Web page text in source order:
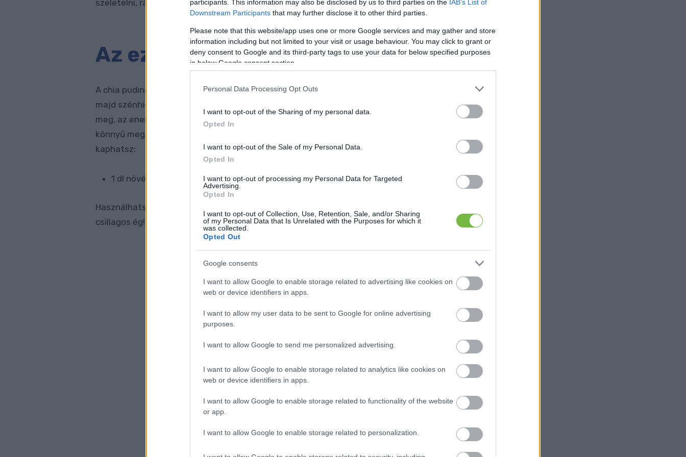
participants. This information may also be disclosed by us to third parties on the IAB’s List of
Downstream Participants that may further disclose it to other third parties.
Please note that this website/app uses one or more Google services and may gather and store
information including but not limited to your visit or usage behaviour. You may click to grant or
deny consent to Google and its third-party tags to use your data for below specified purposes
in below Google consent section.
Personal Data Processing Opt Outs
I want to opt-out of the Sharing of my personal data.
Opted In
I want to opt-out of the Sale of my Personal Data.
Opted In
I want to opt-out of processing my Personal Data for Targeted
Advertising.
Opted In
I want to opt-out of Collection, Use, Retention, Sale, and/or Sharing
of my Personal Data that Is Unrelated with the Purposes for which it
was collected.
Opted Out
Google consents
I want to allow Google to enable storage related to advertising like cookies on
web or device identifiers in apps.
I want to allow my user data to be sent to Google for online advertising
purposes.
I want to allow Google to send me personalized advertising.
I want to allow Google to enable storage related to analytics like cookies on
web or device identifiers in apps.
I want to allow Google to enable storage related to functionality of the website
or app.
I want to allow Google to enable storage related to personalization.
szeletelni, ráadásul nagyon finom!
Az ezerarcú chia puding
A chia pudingban az a legjobb, hogy kedved szerint variálhatod, így biztosan nem vágysz
majd szénhidrát- és kalóriabomba péksüteményekért, amik csak a vércukrodat emelik
meg, az energiaszintedet garantáltan nem. A tökéletes chia puding alapreceptet nem
könnyű megtalálni, de szerintünk az alábbival tényleg tökéletes végeredményt
kaphatsz:
1 dl növényi tejhez adj 2 evőkanál chia pudingot, majd tedd éjszakára a hűtőbe!
Használhatsz édesítőszert, kakaóval vagy gyümölcssel ízesítheted tovább. Határ a
csillagos ég!
A cikk a következő oldalon folytatódik: